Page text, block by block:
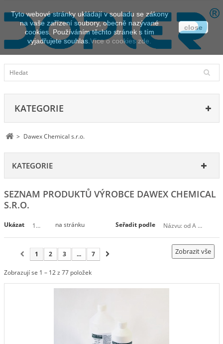
KATEGORIE
> Dawex Chemical s.r.o.
KATEGORIE
SEZNAM PRODUKTŮ VÝROBCE DAWEX CHEMICAL
S.R.O.
Seřadit podle Názvu: od A do Z
Ukázat 12 na stránku
Zobrazit vše
1 2 3 ... 7
Zobrazují se 1 – 12 z 77 položek
Tyto webové stránky ukládají v souladu se zákony
na vaše zařízení soubory, obecně nazývané
cookies. Používáním těchto stránek s tím
vyjadřujete souhlas. Více o cookies zde.
close